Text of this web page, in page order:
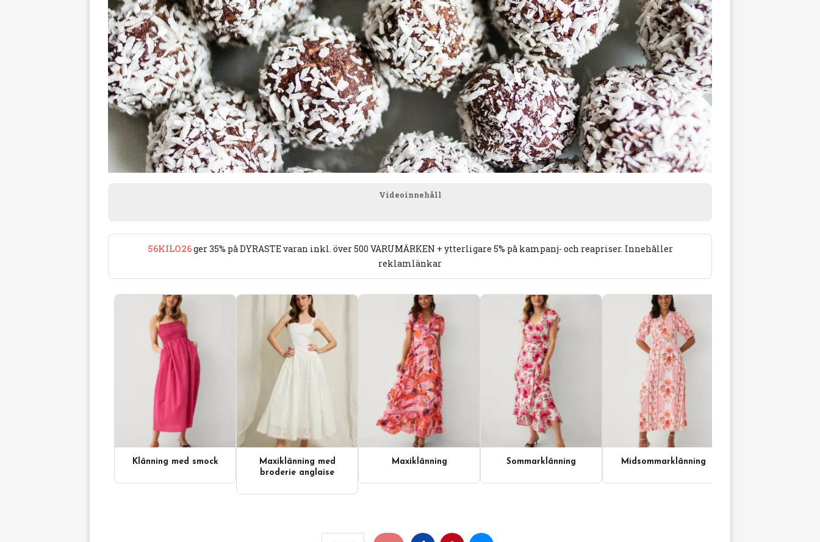
Videoinnehåll
56KILO26ger 35% på DYRASTE varan inkl. över 500 VARUMÄRKEN + ytterligare 5% på kampanj- och reapriser. Innehåller
reklamlänkar
Klänning med smock
Maxiklänning med
broderie anglaise
Maxiklänning Sommarklänning Midsommarklänning